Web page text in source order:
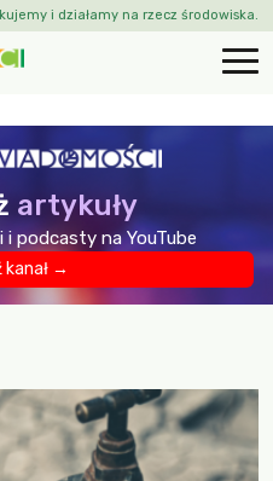
i działamy na rzecz środowiska.
artykuły
podcasty na YouTube
kanał →